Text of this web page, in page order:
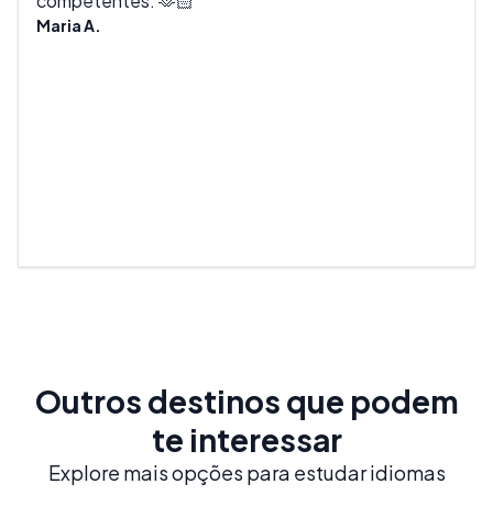
Maria A.
Outros destinos que podem
te interessar
Explore mais opções para estudar idiomas